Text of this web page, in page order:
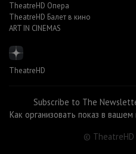
TheatreHD Опера
TheatreHD Балет в кино
ART IN CINEMAS
TheatreHD
Subscribe to The
Как организовать показ в вашем
© TheatreHD